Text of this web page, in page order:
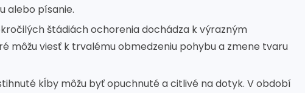
alebo písanie.
štádiách ochorenia dochádza k výrazným
môžu viesť k trvalému obmedzeniu pohybu a zmene tvaru
kĺby môžu byť opuchnuté a citlivé na dotyk. V období